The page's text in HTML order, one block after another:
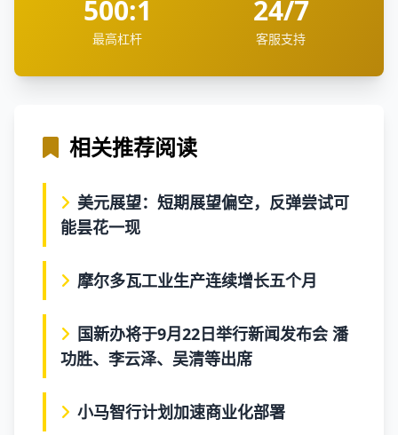
500:1
最高杠杆
24/7
客服支持
相关推荐阅读
美元展望：短期展望偏空，反弹尝试可
能昙花一现
摩尔多瓦工业生产连续增长五个月
国新办将于9月22日举行新闻发布会 潘
功胜、李云泽、吴清等出席
小马智行计划加速商业化部署